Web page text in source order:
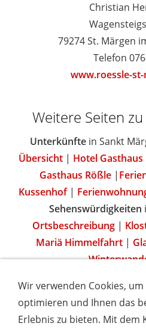
Christian
79274 St. Märgen
Telefon
www.roessle-
Weitere Seiten
Unterkünfte in Sankt
Übersicht | Hotel
Gasthaus Rößle|
Kussenhof|
Sehenswürdigkeiten
Ortsbeschreibung|
Mariä Himmelfahrt |
IMPRESSUM COOKIES &
Wir verwenden Cookies,
optimieren und Ihnen das
Erlebnis zu bieten. Mit dem